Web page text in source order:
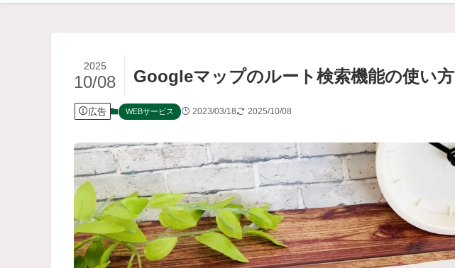
Googleマップのルート検索機能の使い方
2025
10/08
広告 WEBサービス 2023/03/18 2025/10/08